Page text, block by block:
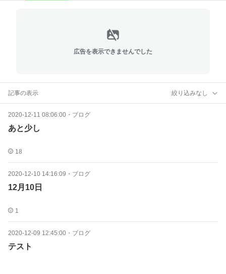
広告を表示できませんでした
記事の表示 絞り込みなし
2020-12-11 08:06:00 ・ ブログ
あと少し
18
2020-12-10 14:16:09 ・ ブログ
12月10日
1
2020-12-09 12:45:00 ・ ブログ
テスト